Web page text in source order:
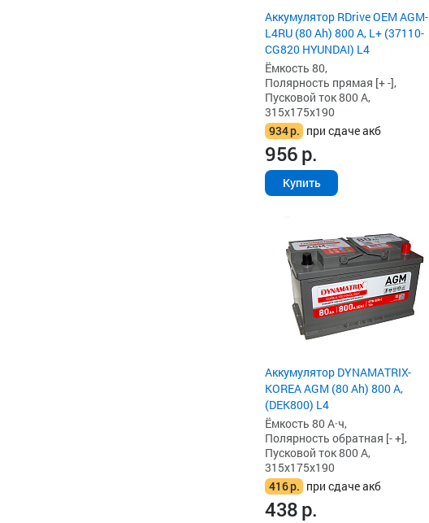
Аккумулятор RDrive OEM AGM-
L4RU (80 Ah) 800 А, L+ (37110-
CG820 HYUNDAI) L4
Ёмкость 80,
Полярность прямая [+ -],
Пусковой ток 800 А,
315x175x190
934р. при сдаче акб
956р.
Купить
Аккумулятор DYNAMATRIX-
KOREA AGM (80 Ah) 800 А,
(DEK800) L4
Ёмкость 80 А·ч,
Полярность обратная [- +],
Пусковой ток 800 А,
315x175x190
416р. при сдаче акб
438р.